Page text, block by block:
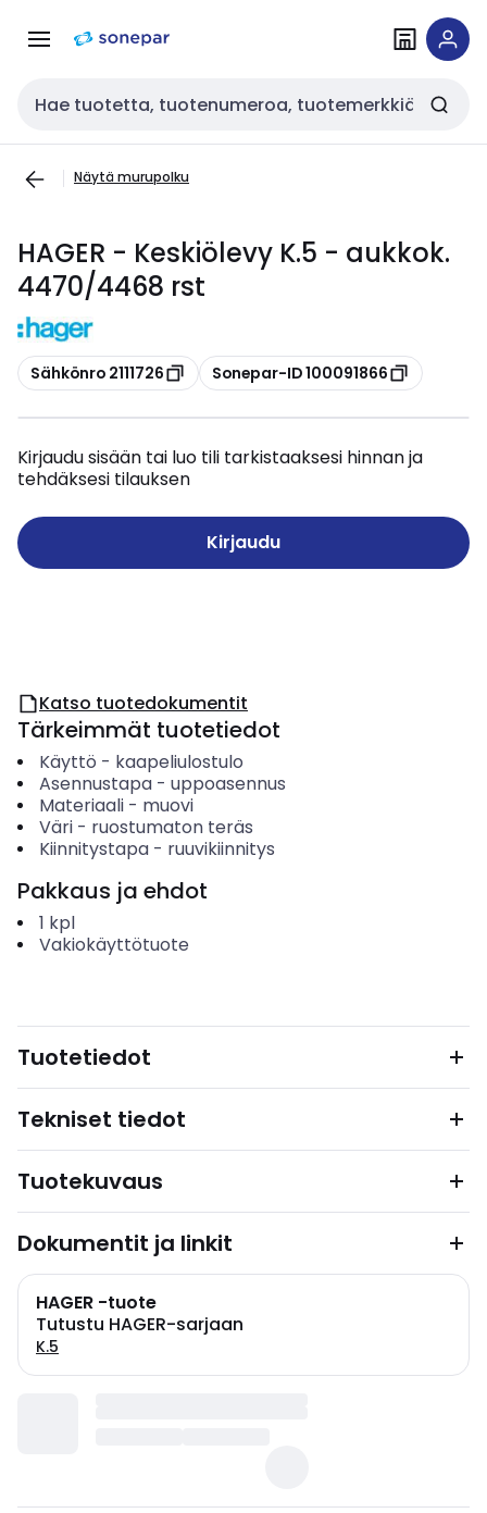
navigointiinsisältöön
Haku
Näytä murupolku
HAGER - Keskiölevy K.5 - aukkok.
4470/4468 rst
Kopioi
Sähkönro 2111726 Kopioi
Sonepar-ID 100091866
Kirjaudu sisään tai luo tili tarkistaaksesi hinnan ja
tehdäksesi tilauksen
Kirjaudu
Katso tuotedokumentit
Tärkeimmät tuotetiedot
Käyttö - kaapeliulostulo
Asennustapa- uppoasennus
Materiaali- muovi
Väri- ruostumaton teräs
Kiinnitystapa- ruuvikiinnitys
Pakkaus ja ehdot
1 kpl
Vakiokäyttötuote
Tuotetiedot
Tekniset tiedot
Tuotekuvaus
Dokumentit ja linkit
HAGER -tuote
Tutustu HAGER-sarjaan
K.5